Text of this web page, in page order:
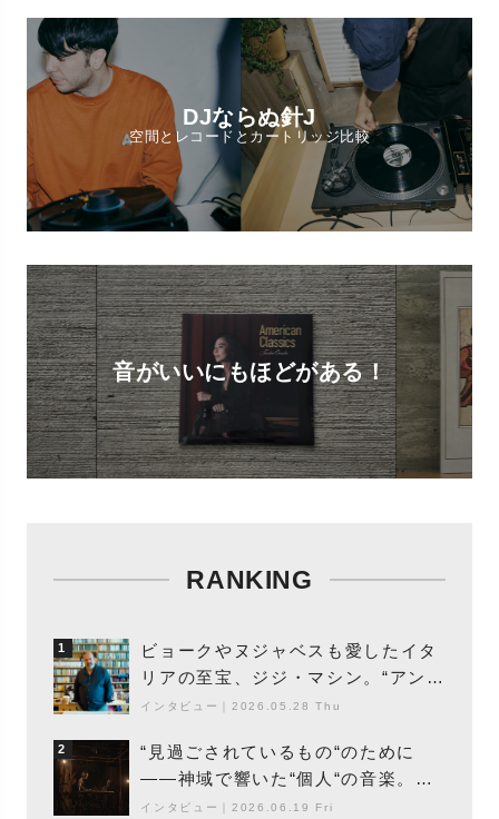
DJならぬ針J
空間とレコードとカートリッジ比較
音がいいにもほどがある！
RANKING
1
ビョークやヌジャベスも愛したイタ
リアの至宝、ジジ・マシン。“アンビ
エントの巨匠”が明かす創作の原点
インタビュー 2026.05.28 Thu
2
“見過ごされているもの“のために
――神域で響いた“個人“の音楽。冥
丁の『赤城 夜神楽』をレポート
インタビュー 2026.06.19 Fri